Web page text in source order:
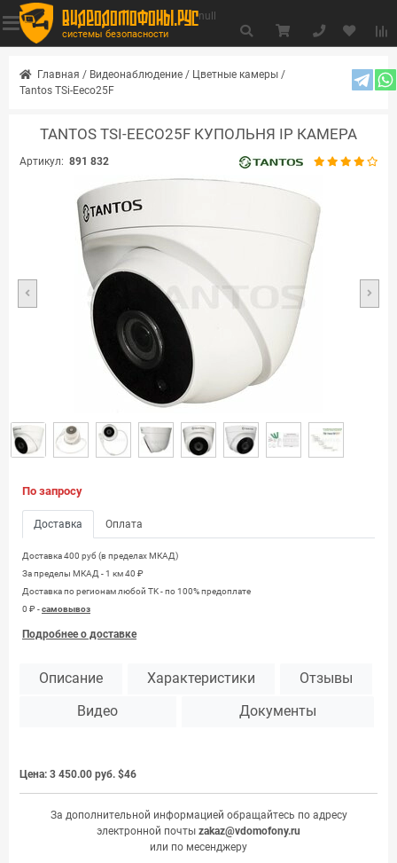
видеодомофоны.рус
системы безопасности
null
Главная / Видеонаблюдение / Цветные камеры /
Tantos TSi-Eeco25F
TANTOS TSI-EECO25F КУПОЛЬНЯ IP КАМЕРА
Артикул: 891 832
По запросу
Доставка Оплата
Доставка 400 руб (в пределах МКАД)
За пределы МКАД - 1 км 40 ₽
Доставка по регионам любой TK - по 100% предоплате
0 ₽ -самовывоз
Подробнее о доставке
Описание Характеристики Отзывы
Видео Документы
Цена: 3 450.00 руб. $46
За дополнительной информацией обращайтесь по адресу
электронной почты zakaz@vdomofony.ru
или по месенджеру